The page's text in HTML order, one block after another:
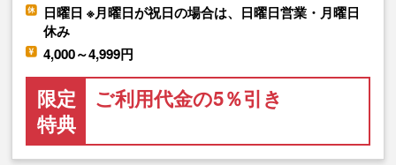
日曜日 ※月曜日が祝日の場合は、日曜日営業・月曜日
休み
4,000～4,999円
限定
特典
ご利用代金の5％引き